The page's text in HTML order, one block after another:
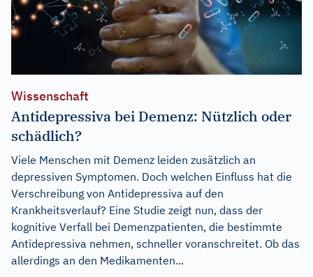
Wissenschaft
Antidepressiva bei Demenz: Nützlich oder
schädlich?
Viele Menschen mit Demenz leiden zusätzlich an
depressiven Symptomen. Doch welchen Einfluss hat die
Verschreibung von Antidepressiva auf den
Krankheitsverlauf? Eine Studie zeigt nun, dass der
kognitive Verfall bei Demenzpatienten, die bestimmte
Antidepressiva nehmen, schneller voranschreitet. Ob das
allerdings an den Medikamenten...